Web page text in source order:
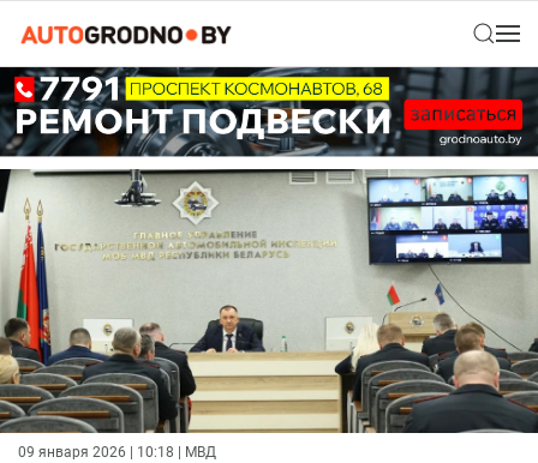
09 января 2026 | 10:18 | МВД